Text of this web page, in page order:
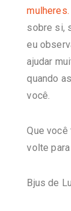
mulheres.
sobre si,
eu
ajudar
quando
você.
Que você
volte
Bjus de